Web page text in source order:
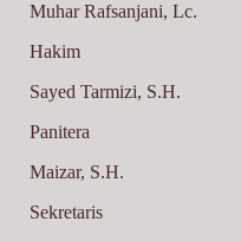
Muhar Rafsanjani, Lc.
Hakim
Sayed Tarmizi, S.H.
Panitera
Maizar, S.H.
Sekretaris